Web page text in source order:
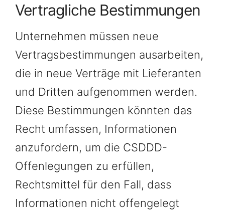
Vertragliche Bestimmungen
Unternehmen müssen neue
Vertragsbestimmungen ausarbeiten,
die in neue Verträge mit Lieferanten
und Dritten aufgenommen werden.
Diese Bestimmungen könnten das
Recht umfassen, Informationen
anzufordern, um die CSDDD-
Offenlegungen zu erfüllen,
Rechtsmittel für den Fall, dass
Informationen nicht offengelegt